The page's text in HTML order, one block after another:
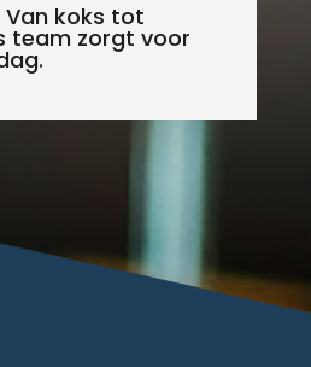
Van koks tot
team zorgt voor